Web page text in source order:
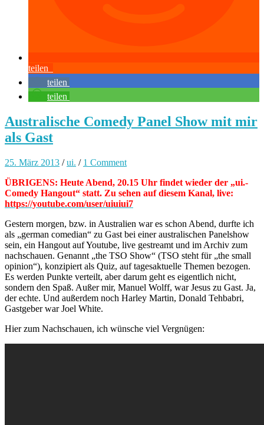
teilen
teilen
teilen
Australische Comedy Panel Show mit mir
als Gast
25. März 2013 /ui. / 1 Comment
ÜBRIGENS: Heute Abend, 20.15 Uhr findet wieder der „ui.-
Comedy Hangout“ statt. Zu sehen auf diesem Kanal, live:
https://youtube.com/user/uiuiui7
Gestern morgen, bzw. in Australien war es schon Abend, durfte ich
als „german comedian“ zu Gast bei einer australischen Panelshow
sein, ein Hangout auf Youtube, live gestreamt und im Archiv zum
nachschauen. Genannt „the TSO Show“ (TSO steht für „the small
opinion“), konzipiert als Quiz, auf tagesaktuelle Themen bezogen.
Es werden Punkte verteilt, aber darum geht es eigentlich nicht,
sondern den Spaß. Außer mir, Manuel Wolff, war Jesus zu Gast. Ja,
der echte. Und außerdem noch Harley Martin, Donald Tehbabri,
Gastgeber war Joel White.
Hier zum Nachschauen, ich wünsche viel Vergnügen: